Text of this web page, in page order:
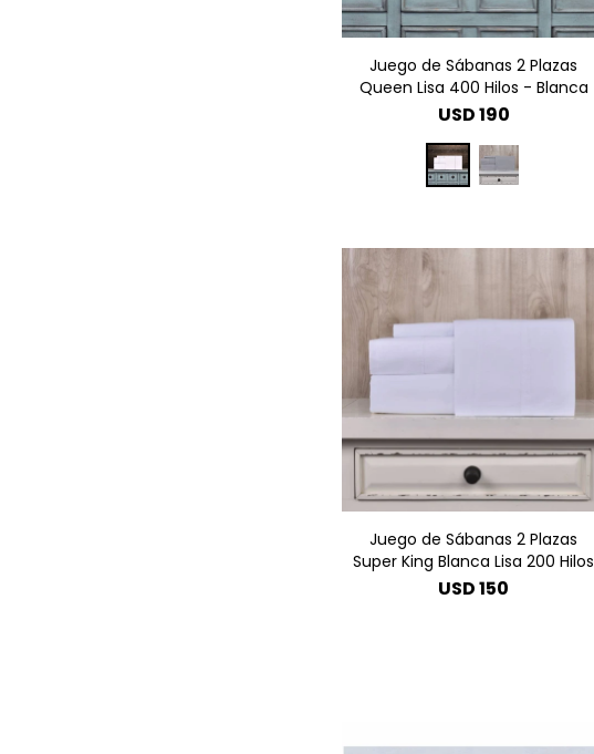
Juego de Sábanas 2 Plazas
Queen Lisa 400 Hilos - Blanca
USD190
Juego de Sábanas 2 Plazas
Super King Blanca Lisa 200 Hilos
USD150